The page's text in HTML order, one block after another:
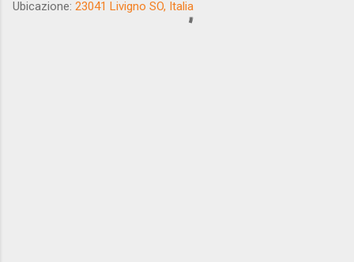
Ubicazione: 23041 Livigno SO, Italia